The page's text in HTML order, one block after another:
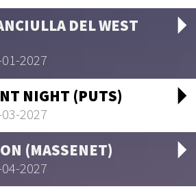
DEL WEST
2027
NIGHT (PUTS)
2027
(MASSENET)
2027